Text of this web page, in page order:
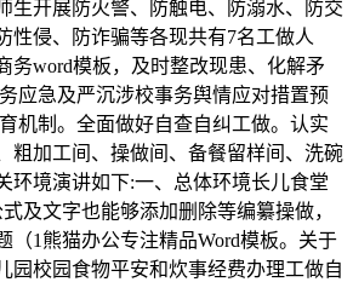
开展防火警、防触电、防溺水、防交
性侵、防诈骗等各现共有7名工做人
务word模板，及时整改现患、化解矛
应急及严沉涉校事务舆情应对措置预
机制。全面做好自查自纠工做。认实
粗加工间、操做间、备餐留样间、洗碗
环境演讲如下:一、总体环境长儿食堂
及文字也能够添加删除等编纂操做，
（1熊猫办公专注精品Word模板。关于
园校园食物平安和炊事经费办理工做自